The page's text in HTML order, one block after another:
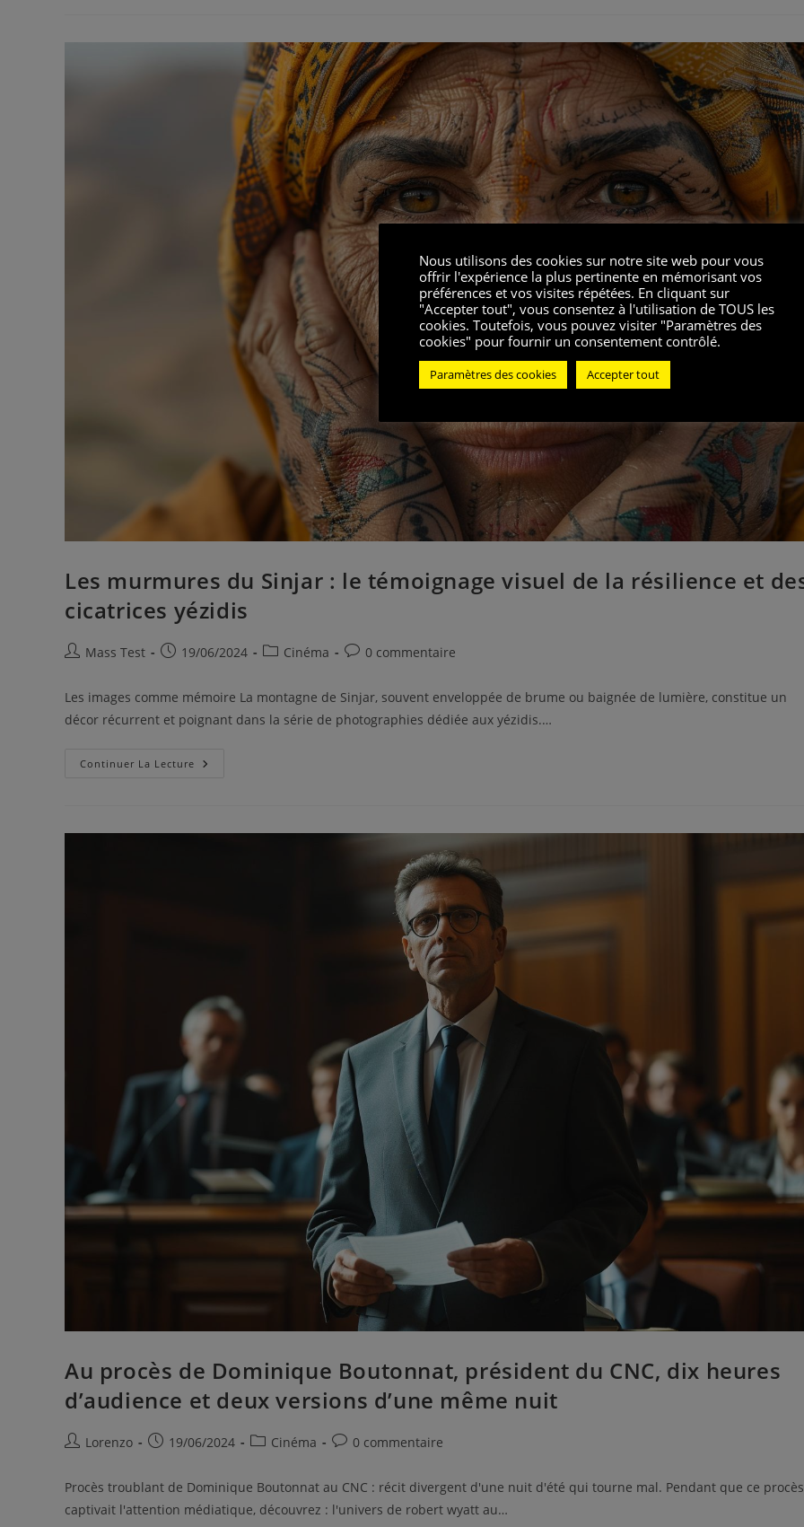
Les murmures du Sinjar : le témoignage visuel de la résilience et
cicatrices yézidis
Mass Test 19/06/2024 Cinéma 0 commentaire
Les images comme mémoire La montagne de Sinjar, souvent enveloppée de brume ou baignée de lumière, constitue un
décor récurrent et poignant dans la série de photographies dédiée aux yézidis.…
Continuer La Lecture
Au procès de Dominique Boutonnat, président du CNC, dix heures
d’audience et deux versions d’une même nuit
Lorenzo 19/06/2024 Cinéma 0 commentaire
Procès troublant de Dominique Boutonnat au CNC : récit divergent d'une nuit d'été qui tourne mal. Pendant que ce procès
captivait l'attention médiatique, découvrez : l'univers de robert wyatt au…
Nous utilisons des cookies sur notre site web pour vous
offrir l'expérience la plus pertinente en mémorisant vos
préférences et vos visites répétées. En cliquant sur
"Accepter tout", vous consentez à l'utilisation de TOUS les
cookies. Toutefois, vous pouvez visiter "Paramètres des
cookies" pour fournir un consentement contrôlé.
Paramètres des cookies Accepter tout